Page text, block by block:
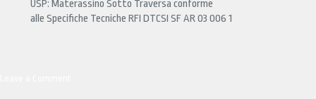
USP: Materassino Sotto Traversa conforme
alle Specifiche Tecniche RFI DTCSI SF AR 03 006 1